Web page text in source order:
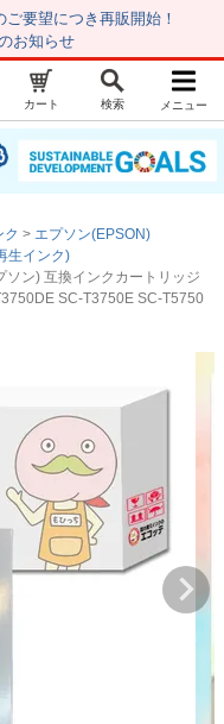
要望につき再販開始！
お知らせ
マイページ
お気に入り
レビュー履歴
カート 検索 メニュー
ク
エプソン(EPSON)
生インク)
ソン) 互換インクカートリッジ
SC-T3750E SC-T5750